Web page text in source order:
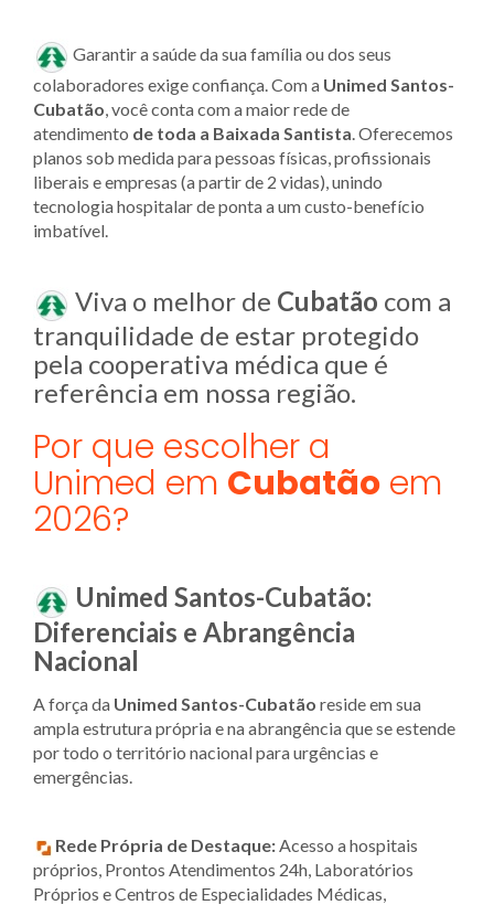
Garantir a saúde da sua família ou dos seus
colaboradores exige confiança. Com a Unimed Santos-
Cubatão, você conta com a maior rede de
atendimento de toda a Baixada Santista. Oferecemos
planos sob medida para pessoas físicas, profissionais
liberais e empresas (a partir de 2 vidas), unindo
tecnologia hospitalar de ponta a um custo-benefício
imbatível.
Viva o melhor de Cubatão com a
tranquilidade de estar protegido
pela cooperativa médica que é
referência em nossa região.
Por que escolher a
Unimed em Cubatão em
2026?
Unimed Santos-Cubatão:
Diferenciais e Abrangência
Nacional
A força da Unimed Santos-Cubatão reside em sua
ampla estrutura própria e na abrangência que se estende
por todo o território nacional para urgências e
emergências.
Rede Própria de Destaque:Acesso a hospitais
próprios, Prontos Atendimentos 24h, Laboratórios
Próprios e Centros de Especialidades Médicas,